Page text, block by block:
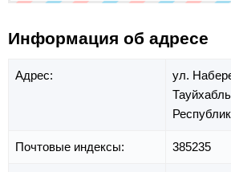
Информация об адресе
Адрес: ул.
Почтовые индексы: 385235